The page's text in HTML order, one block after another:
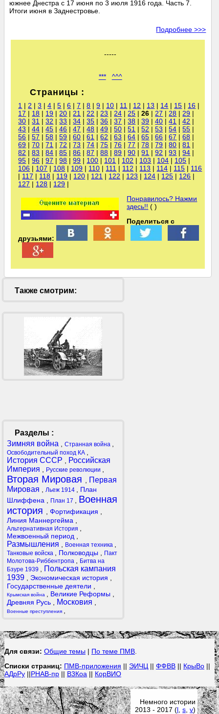
южнее Днестра с 17 июня по 3 июля 1916 года. Часть 7.
Итоги июня в Заднестровье.
Подробнее >>>
-----
*** ^^^
Страницы :
1 | 2 |3 |4 |5 |6 |7 |8 |9 | 10 | 11 | 12 | 13 | 14 | 15 | 16 |
17 | 18 | 19 | 20 | 21 | 22 | 23 | 24 | 25 | 26 | 27 | 28 | 29 |
30 |31 |32 |33 |34 |35 |36 |37 |38 |39 |40 |41 |42 |
43 |44 |45 |46 |47 |48 |49 |50 |51 |52 |53 |54 |55 |
56 |57 |58 |59 |60 |61 |62 |63 |64 |65 |66 |67 |68 |
69 |70 |71 |72 |73 |74 |75 |76 |77 |78 |79 |80 |81 |
82 |83 |84 |85 |86 |87 |88 |89 |90 |91 |92 |93 |94 |
95 |96 |97 |98 |99 | 100 | 101 | 102 | 103 | 104 | 105 |
106 | 107 | 108 | 109 | 110 | 111 | 112 | 113 | 114 | 115 | 116
| 117 | 118 | 119 | 120 | 121 | 122 | 123 | 124 | 125 | 126 |
127 | 128 | 129 |
Понравилось? Нажми
здесь!! ( )
Поделиться с
друзьями:
Также смотрим:
Разделы :
Зимняя война
Странная война
Освободительный поход КА
История СССР
Российская
Империя
Русские революции
Вторая Мировая
Первая
Мировая
Льеж 1914
План
Шлиффена
План 17
Военная
история
Фортификация
Линия Маннергейма
Альтернативная История
Межвоенный период
Размышления Военная техника
Танковые войска Полководцы
Пакт
Молотова-Риббентропа
Битва на
Бзуре 1939
Польская кампания
1939
Экономическая история
Государственные деятели
Крымская война Великие Реформы
Древняя Русь
Московия
Военные преступления
Для связи: Общие темы | По теме ПМВ.
Списки страниц: ПМВ-приложения || ЭИЧЦ || ФФВВ|| КрыВо||
АДрРу||РНАВ-пр|| В3Коа || КорВИО
Немного истории
2013 - 2017 (l ,s ,v)